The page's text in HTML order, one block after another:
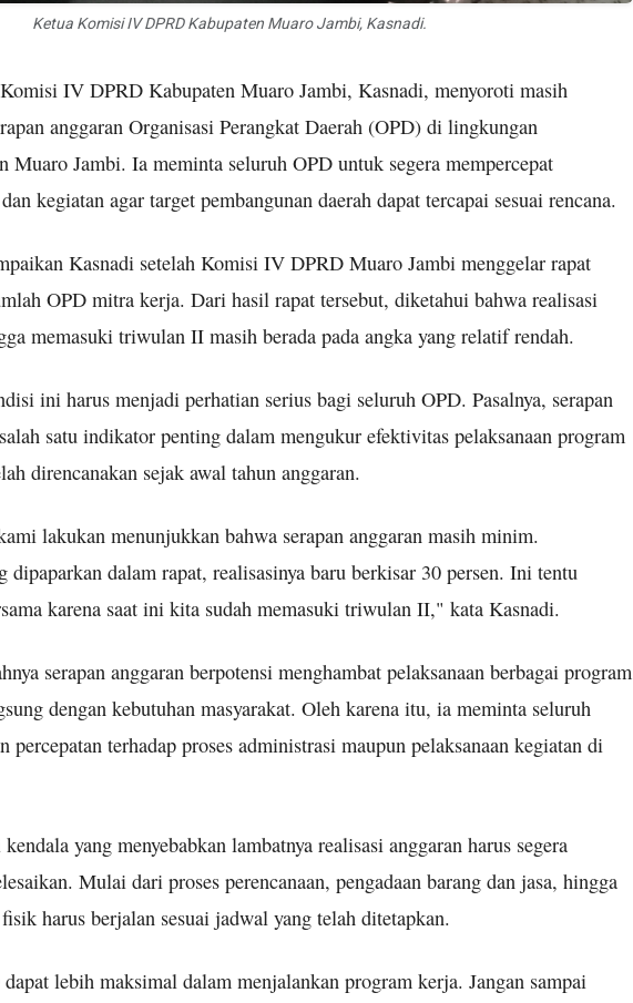
Ketua Komisi IV DPRD Kabupaten Muaro Jambi, Kasnadi.
IV DPRD Kabupaten Muaro Jambi, Kasnadi, menyoroti masih
anggaran Organisasi Perangkat Daerah (OPD) di lingkungan
Muaro Jambi. Ia meminta seluruh OPD untuk segera mempercepat
kegiatan agar target pembangunan daerah dapat tercapai sesuai rencana.
Kasnadi setelah Komisi IV DPRD Muaro Jambi menggelar rapat
OPD mitra kerja. Dari hasil rapat tersebut, diketahui bahwa realisasi
memasuki triwulan II masih berada pada angka yang relatif rendah.
ini harus menjadi perhatian serius bagi seluruh OPD. Pasalnya, serapan
satu indikator penting dalam mengukur efektivitas pelaksanaan program
direncanakan sejak awal tahun anggaran.
lakukan menunjukkan bahwa serapan anggaran masih minim.
dipaparkan dalam rapat, realisasinya baru berkisar 30 persen. Ini tentu
karena saat ini kita sudah memasuki triwulan II," kata Kasnadi.
serapan anggaran berpotensi menghambat pelaksanaan berbagai program
dengan kebutuhan masyarakat. Oleh karena itu, ia meminta seluruh
percepatan terhadap proses administrasi maupun pelaksanaan kegiatan di
yang menyebabkan lambatnya realisasi anggaran harus segera
Mulai dari proses perencanaan, pengadaan barang dan jasa, hingga
harus berjalan sesuai jadwal yang telah ditetapkan.
lebih maksimal dalam menjalankan program kerja. Jangan sampai